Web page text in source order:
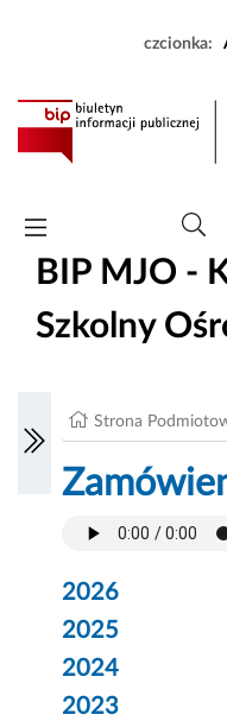
czcionka:
BIP MJO -
Szkolny
Strona
2026
2025
2024
2023